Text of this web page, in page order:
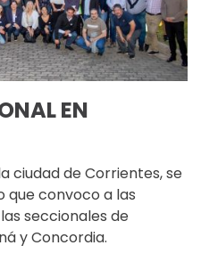
EN
ciudad de Corrientes, se
que convoco a las
seccionales de
y Concordia.